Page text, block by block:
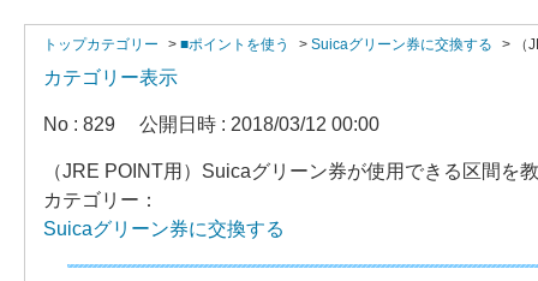
トップカテゴリー > ■ポイントを使う > Suicaグリーン券に交換する >
カテゴリー表示
No : 829 公開日時 : 2018/03/12 00:00
（JRE POINT用）Suicaグリーン券が使用できる区間を
カテゴリー：
Suicaグリーン券に交換する